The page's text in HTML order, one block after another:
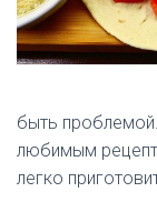
быть
любимым
легко